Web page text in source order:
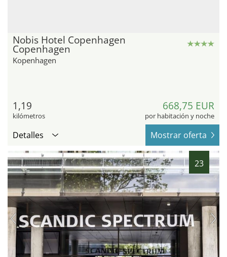
Nobis Hotel Copenhagen
Copenhagen
Kopenhagen
1,19
kilómetros
668,75 EUR
por habitación y noche
Detalles Mostrar oferta
23